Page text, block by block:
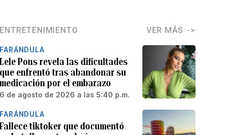
ENTRETENIMIENTO VER MÁS
FARÁNDULA
Lele Pons revela las dificultades
que enfrentó tras abandonar su
medicación por el embarazo
6 de agosto de 2026 a las 5:40 p.m.
FARÁNDULA
Fallece tiktoker que documentó